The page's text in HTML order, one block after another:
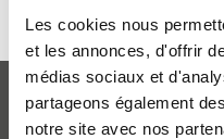
Les cookies nous
et les annonces, d'offrir
médias sociaux et
partageons également
notre site avec nos